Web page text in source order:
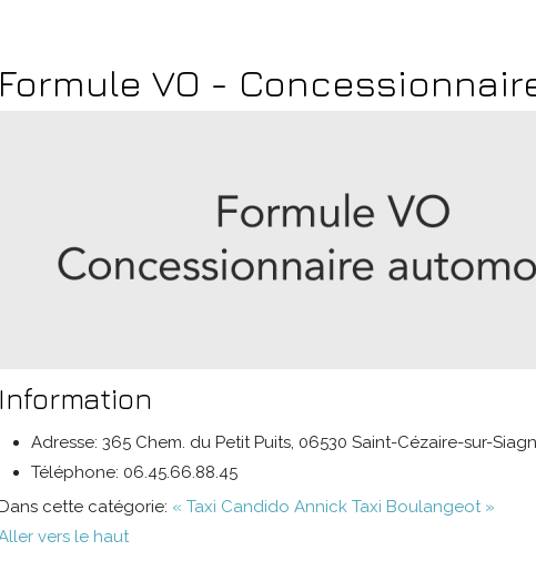
Formule VO -
Information
Adresse: 365 Chem. du Petit Puits, 06530 Saint-Cézaire-sur-
Téléphone: 06.45.66.88.45
Dans cette catégorie: « Taxi Candido Annick Taxi Boulangeot »
vers le haut